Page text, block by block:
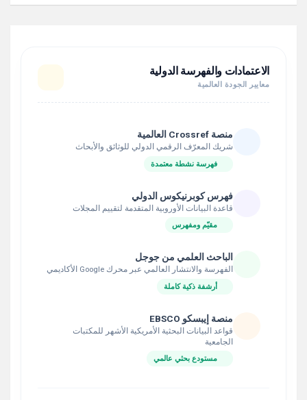
الاعتمادات والفهرسة الدولية
معايير الجودة العالمية
منصة Crossref العالمية
شريك المعرّف الرقمي الدولي للوثائق والأبحاث
فهرسة نشطة معتمدة
فهرس كوبرنيكوس الدولي
قاعدة البيانات الأوروبية المتقدمة لتقييم المجلات
مقيّم ومفهرس
الباحث العلمي من جوجل
الفهرسة والانتشار العالمي عبر محرك Google الأكاديمي
أرشفة ذكية كاملة
منصة إيبسكو EBSCO
قواعد البيانات البحثية الأمريكية الأشهر للمكتبات
الجامعية
مستودع بحثي عالمي